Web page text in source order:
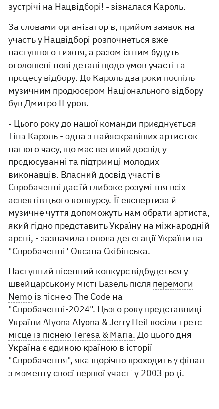
зустрічі на Нацвідборі! - зізналася Кароль.
За словами організаторів, прийом заявок на
участь у Нацвідборі розпочнеться вже
наступного тижня, а разом із ним будуть
оголошені нові деталі щодо умов участі та
процесу відбору. До Кароль два роки поспіль
музичним продюсером Національного відбору
був Дмитро Шуров.
- Цього року до нашої команди приєднується
Тіна Кароль - одна з найяскравіших артисток
нашого часу, що має великий досвід у
продюсуванні та підтримці молодих
виконавців. Власний досвід участі в
Євробаченні дає їй глибоке розуміння всіх
аспектів цього конкурсу. Її експертиза й
музичне чуття допоможуть нам обрати артиста,
який гідно представить Україну на міжнародній
арені, - зазначила голова делегації України на
"Євробаченні" Оксана Скібінська.
Наступний пісенний конкурс відбудеться у
швейцарському місті Базель після перемоги
Nemo із піснею The Code на
"Євробаченні-2024". Цього року представниці
України Alyona Alyona & Jerry Heil посіли третє
місце із піснею Teresa & Maria. До цього дня
Україна є єдиною країною в історії
"Євробачення", яка щорічно проходить у фінал
з моменту своєї першої участі у 2003 році.